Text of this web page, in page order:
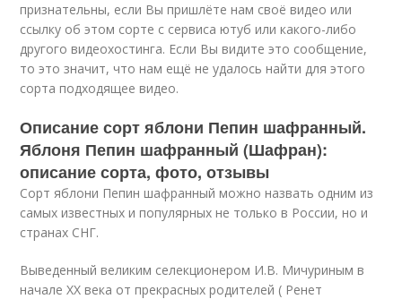
признательны, если Вы пришлёте нам своё видео или
ссылку об этом сорте с сервиса ютуб или какого-либо
другого видеохостинга. Если Вы видите это сообщение,
то это значит, что нам ещё не удалось найти для этого
сорта подходящее видео.
Описание сорт яблони Пепин шафранный.
Яблоня Пепин шафранный (Шафран):
описание сорта, фото, отзывы
Сорт яблони Пепин шафранный можно назвать одним из
самых известных и популярных не только в России, но и
странах СНГ.
Выведенный великим селекционером И.В. Мичуриным в
начале XX века от прекрасных родителей ( Ренет